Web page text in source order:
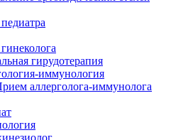
гирудотерапия
иммунология
аллерголога-иммунолога